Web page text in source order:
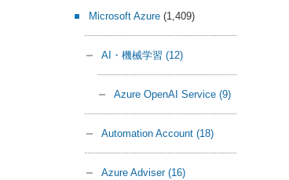
Microsoft Azure (1,409)
AI・機械学習 (12)
Azure OpenAI Service (9)
Automation Account (18)
Azure Adviser (16)